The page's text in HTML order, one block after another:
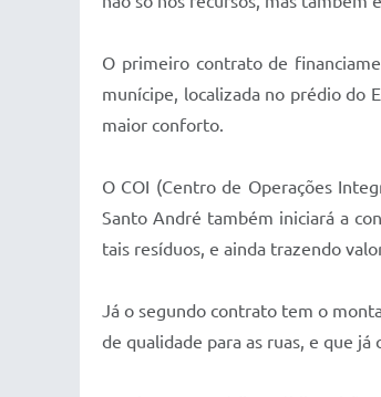
O primeiro contrato de
munícipe, localizada no prédio do
maior conforto.
O COI (Centro de Operações
Santo André também iniciará a
tais resíduos, e ainda trazendo
Já o segundo contrato tem o
de qualidade para as ruas, e que